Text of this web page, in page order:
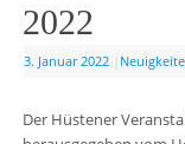
2022
3. Januar 2022
Der Hüstener